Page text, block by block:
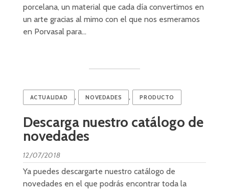
porcelana, un material que cada día convertimos en
un arte gracias al mimo con el que nos esmeramos
en Porvasal para…
ACTUALIDAD , NOVEDADES , PRODUCTO
Descarga nuestro catálogo de
novedades
12/07/2018
Ya puedes descargarte nuestro catálogo de
novedades en el que podrás encontrar toda la